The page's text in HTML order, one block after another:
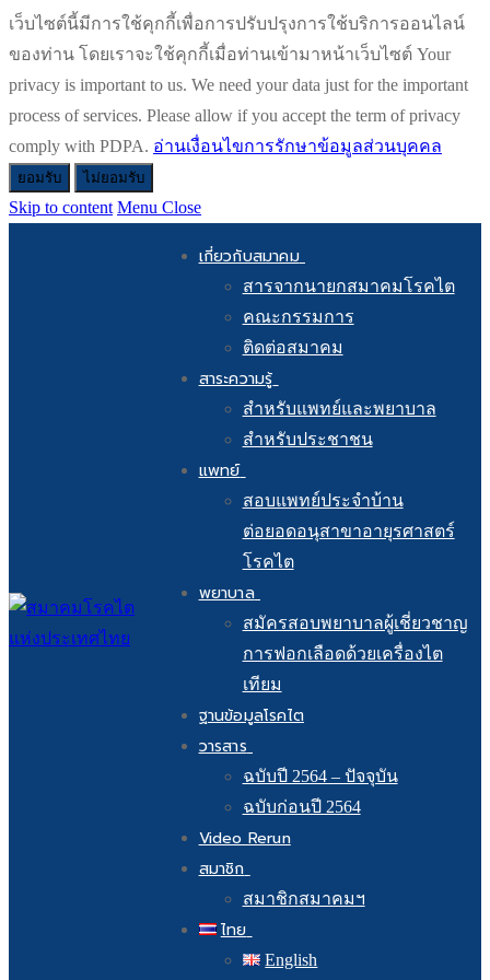
เว็บไซต์นี้มีการใช้คุกกี้เพื่อการปรับปรุงการใช้บริการออนไลน์
ของท่าน โดยเราจะใช้คุกกี้เมื่อท่านเข้ามาหน้าเว็บไซต์ Your
privacy is important to us. We need your data just for the important
process of services. Please allow if you accept the term of privacy
comply with PDPA. อ่านเงื่อนไขการรักษาข้อมูลส่วนบุคคล
ยอมรับ ไม่ยอมรับ
Skip to content Menu Close
เกี่ยวกับสมาคม
สารจากนายกสมาคมโรคไต
คณะกรรมการ
ติดต่อสมาคม
สาระความรู้
สำหรับแพทย์และพยาบาล
สำหรับประชาชน
แพทย์
สอบแพทย์ประจำบ้าน
ต่อยอดอนุสาขาอายุรศาสตร์
โรคไต
พยาบาล
สมัครสอบพยาบาลผู้เชี่ยวชาญ
การฟอกเลือดด้วยเครื่องไต
เทียม
ฐานข้อมูลโรคไต
วารสาร
ฉบับปี 2564 – ปัจจุบัน
ฉบับก่อนปี 2564
Video Rerun
สมาชิก
สมาชิกสมาคมฯ
ไทย
English